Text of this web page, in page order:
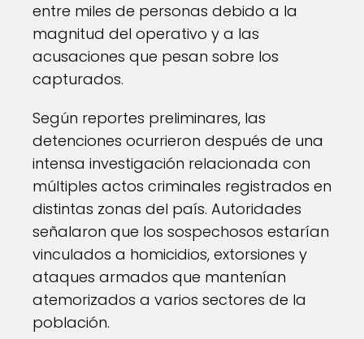
entre miles de personas debido a la
magnitud del operativo y a las
acusaciones que pesan sobre los
capturados.
Según reportes preliminares, las
detenciones ocurrieron después de una
intensa investigación relacionada con
múltiples actos criminales registrados en
distintas zonas del país. Autoridades
señalaron que los sospechosos estarían
vinculados a homicidios, extorsiones y
ataques armados que mantenían
atemorizados a varios sectores de la
población.